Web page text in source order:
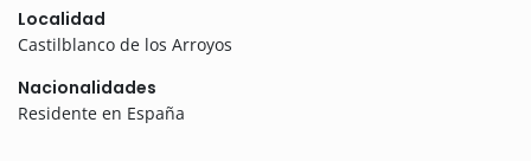
Localidad
Castilblanco de los Arroyos
Nacionalidades
Residente en España